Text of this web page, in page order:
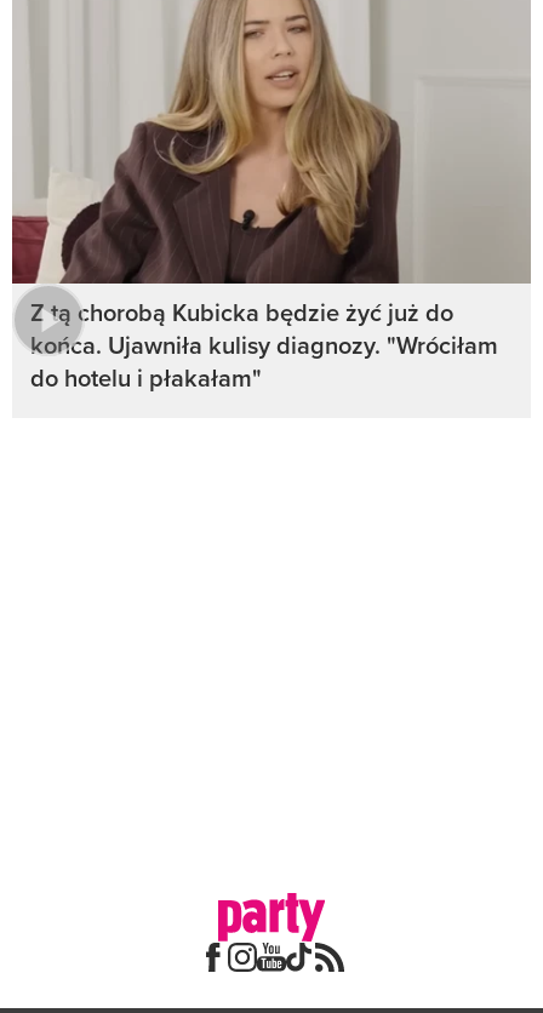
Z tą chorobą Kubicka będzie żyć już do
końca. Ujawniła kulisy diagnozy. "Wróciłam
do hotelu i płakałam"